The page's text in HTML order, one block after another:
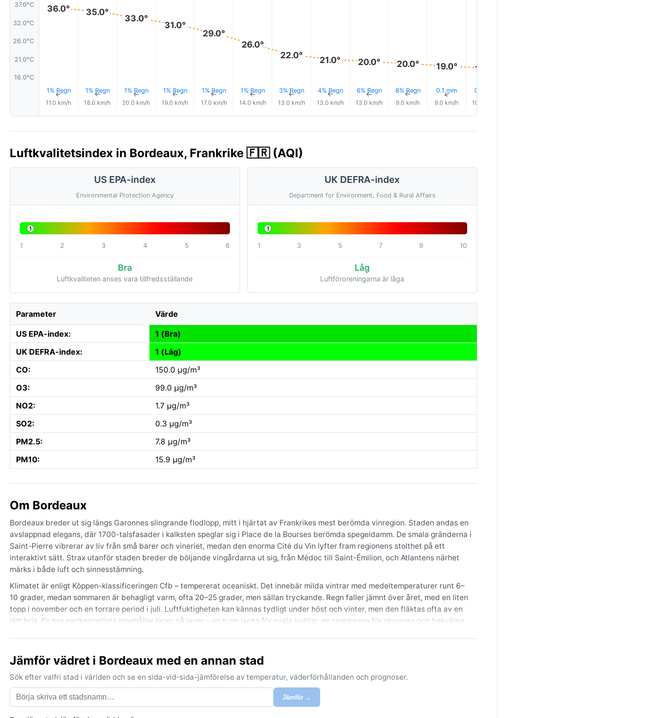
37.0°C
32.0°C
26.0°C
21.0°C
16.0°C
36.0°
1% Regn
↑
11.0 km/h
35.0°
1% Regn
↑
18.0 km/h
33.0°
1% Regn
↑
20.0 km/h
31.0°
1% Regn
↑
19.0 km/h
29.0°
1% Regn
↑
17.0 km/h
26.0°
1% Regn
↑
14.0 km/h
22.0°
3% Regn
↑
13.0 km/h
21.0°
4% Regn
↑
13.0 km/h
20.0°
6% Regn
↑
13.0 km/h
20.0°
8% Regn
↑
9.0 km/h
19.0°
0.1 mm
↑
9.0 km/h
19.0°
0.2 mm
10.0 km/h
Luftkvalitetsindex in Bordeaux, Frankrike 🇫🇷 (AQI)
US EPA-index
Environmental Protection Agency
1
1 2 3 4 5 6
Bra
Luftkvaliteten anses vara tillfredsställande
UK DEFRA-index
Department for Environment, Food & Rural Affairs
1
1 3 5 7 9 10
Låg
Luftföroreningarna är låga
Parameter Värde
US EPA-index:
1 (Bra)
UK DEFRA-index:
1 (Låg)
CO:
150.0 µg/m³
O3:
99.0 µg/m³
NO2:
1.7 µg/m³
SO2:
0.3 µg/m³
PM2.5:
7.8 µg/m³
PM10:
15.9 µg/m³
Om Bordeaux
Bordeaux breder ut sig längs Garonnes slingrande flodlopp, mitt i hjärtat av Frankrikes mest berömda vinregion. Staden andas en
avslappnad elegans, där 1700-talsfasader i kalksten speglar sig i Place de la Bourses berömda spegeldamm. De smala gränderna i
Saint-Pierre vibrerar av liv från små barer och vineriet, medan den enorma Cité du Vin lyfter fram regionens stolthet på ett
interaktivt sätt. Strax utanför staden breder de böljande vingårdarna ut sig, från Médoc till Saint-Émilion, och Atlantens närhet
märks i både luft och sinnesstämning.
Klimatet är enligt Köppen-klassificeringen Cfb – tempererat oceaniskt. Det innebär milda vintrar med medeltemperaturer runt 6–
10 grader, medan sommaren är behagligt varm, ofta 20–25 grader, men sällan tryckande. Regn faller jämnt över året, med en liten
topp i november och en torrare period i juli. Luftfuktigheten kan kännas tydligt under höst och vinter, men den fläktas ofta av en
lätt bris. En bra packningslista innehåller lager på lager – en tunn jacka för svala kvällar, en regnkappa för skurarna och bekväma
dagarna långa, temperaturen behaglig och solen generös utan att bli överväldigande. Hösten bjuder dessutom på
skördefestligheterna och en gyllene glöd över vinfälten. Några dramatiska väderfenomen är ovanliga – inga orkaner eller
monsuner – men ibland kan tjock dimma rulla in från Atlanten och lägga sig som ett täcke över floden och vingårdarna, särskilt
under de svalare morgnarna på hösten och vintern.
Jämför vädret i Bordeaux med en annan stad
Sök efter valfri stad i världen och se en sida-vid-sida-jämförelse av temperatur, väderförhållanden och prognoser.
Jämför →